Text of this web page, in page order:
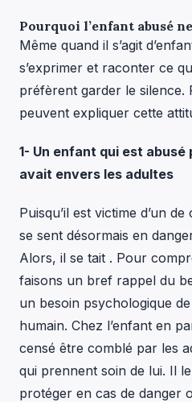
Pourquoi l’enfant abusé
Même quand il s’agit
s’exprimer et raconter ce
préfèrent garder le silence.
peuvent expliquer cette
1- Un enfant qui est abusé
avait envers les adultes
Puisqu’il est victime d’un
se sent désormais en
Alors, il se tait . Pour
faisons un bref rappel du
un besoin psychologique
humain. Chez l’enfant en
censé être comblé par les
qui prennent soin de lui. Il
protéger en cas de danger